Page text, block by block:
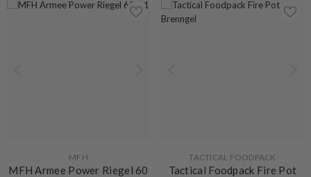
MFH
MFH Armee Power Riegel 60
VERKÄUFERIN:
TACTICAL FOODPACK
Tactical Foodpack Fire Pot